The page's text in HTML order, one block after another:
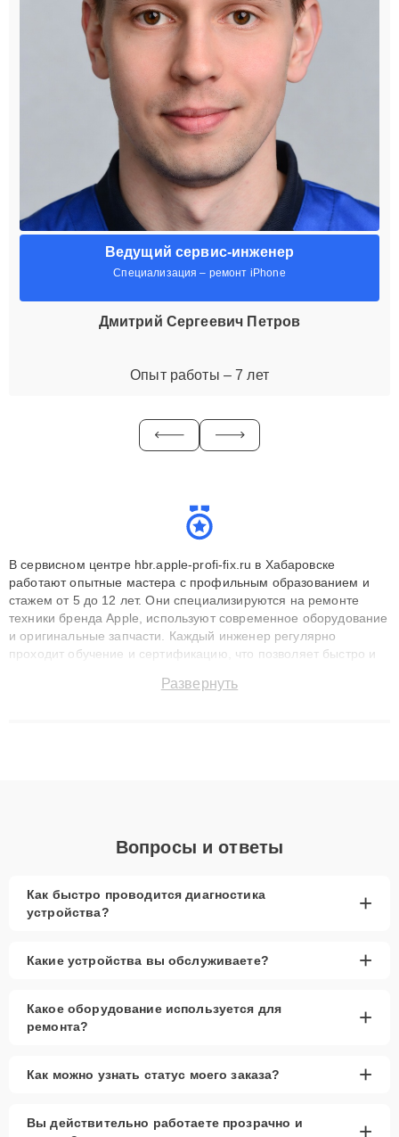
Ведущий сервис-инженер
Специализация – ремонт iPhone
Дмитрий Сергеевич Петров
Опыт работы – 7 лет
В сервисном центре hbr.apple-profi-fix.ru в Хабаровске
работают опытные мастера с профильным образованием и
стажем от 5 до 12 лет. Они специализируются на ремонте
техники бренда Apple, используют современное оборудование
и оригинальные запчасти. Каждый инженер регулярно
проходит обучение и сертификацию, что позволяет быстро и
сохранением гарантии до 3 лет. Наши мастера решают
Развернуть
Вопросы и ответы
Как быстро проводится диагностика
устройства?
+
Какие устройства вы обслуживаете? +
Какое оборудование используется для
ремонта?
+
Как можно узнать статус моего заказа? +
Вы действительно работаете прозрачно и
+